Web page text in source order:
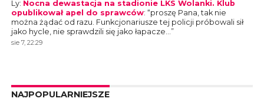
Ly: Nocna dewastacja na stadionie LKS Wolanki. Klub
opublikował apel do sprawców: “proszę Pana, tak nie
można żądać od razu. Funkcjonariusze tej policji próbowali sił
jako hycle, nie sprawdzili się jako łapacze… ”
sie 7, 22:29
NAJPOPULARNIEJSZE